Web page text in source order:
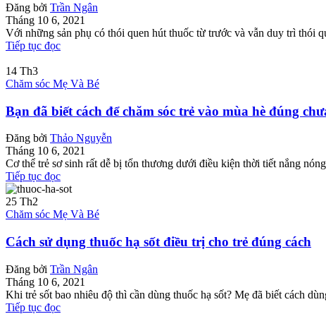
Đăng bởi Trần Ngân
Tháng 10 6, 2021
Với những sản phụ có thói quen hút thuốc từ trước và vẫn duy trì thói
Tiếp tục đọc
14 Th3
Chăm sóc Mẹ Và Bé
Bạn đã biết cách để chăm sóc trẻ vào mùa hè đúng
Đăng bởi Thảo Nguyễn
Tháng 10 6, 2021
Cơ thể trẻ sơ sinh rất dễ bị tổn thương dưới điều kiện thời tiết nắng
Tiếp tục đọc
25 Th2
Chăm sóc Mẹ Và Bé
Cách sử dụng thuốc hạ sốt điều trị cho trẻ đúng cách
Đăng bởi Trần Ngân
Tháng 10 6, 2021
Khi trẻ sốt bao nhiêu độ thì cần dùng thuốc hạ sốt? Mẹ đã biết cách
Tiếp tục đọc